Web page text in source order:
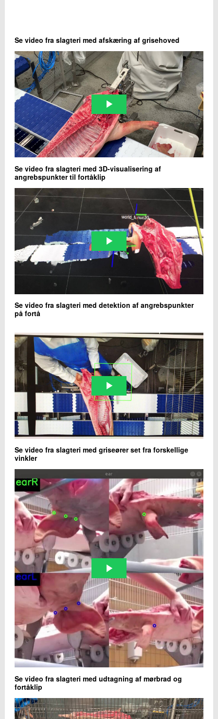
Se video fra slagteri med afskæring af grisehoved
Se video fra slagteri med 3D-visualisering af
angrebspunkter til fortåklip
Se video fra slagteri med detektion af angrebspunkter
på fortå
Se video fra slagteri med griseører set fra forskellige
vinkler
Se video fra slagteri med udtagning af mørbrad og
fortåklip